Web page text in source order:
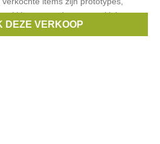
en producten met kleine
DEZE VERKOOP